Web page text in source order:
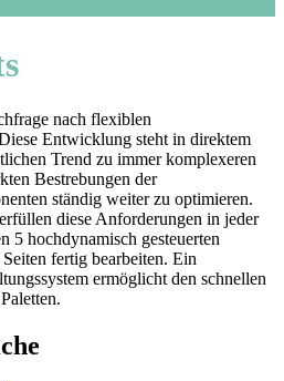
nach flexiblen
Entwicklung steht in direktem
Trend zu immer komplexeren
Bestrebungen der
ständig weiter zu optimieren.
diese Anforderungen in jeder
5 hochdynamisch gesteuerten
fertig bearbeiten. Ein
ermöglicht den schnellen